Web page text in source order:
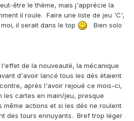
être le thème, mais j'apprécie la
il roule. Faire une liste de jeu 'C',
il serait dans le top
Bien solo
l'effet de la nouveauté, la mécanique
d'avoir lancé tous les dés étaient
après l'avoir rejoué ce mois-ci,
cartes en main/jeu, presque
même actions et si les dés ne roulent
des tours ennuyants. Bref trop léger